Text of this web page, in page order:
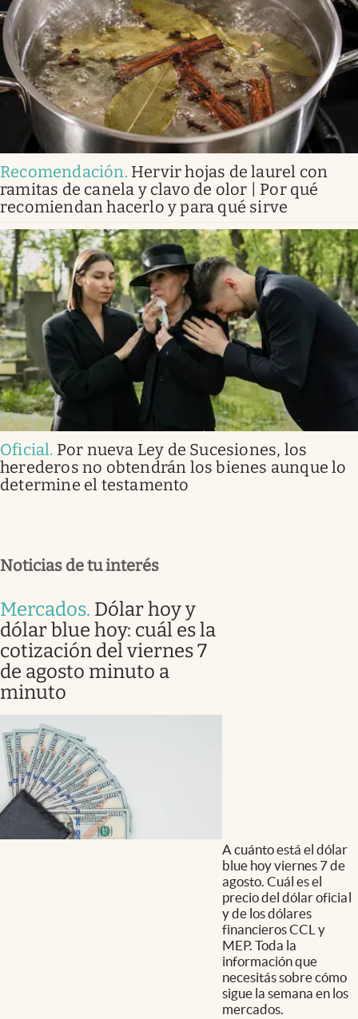
Recomendación. Hervir hojas de laurel con
ramitas de canela y clavo de olor | Por qué
recomiendan hacerlo y para qué sirve
Oficial. Por nueva Ley de Sucesiones, los
herederos no obtendrán los bienes aunque lo
determine el testamento
Noticias de tu interés
Mercados. Dólar hoy y
dólar blue hoy: cuál es la
cotización del viernes 7
de agosto minuto a
minuto
A cuánto está el dólar
blue hoy viernes 7 de
agosto. Cuál es el
precio del dólar oficial
y de los dólares
financieros CCL y
MEP. Toda la
información que
necesitás sobre cómo
sigue la semana en los
mercados.